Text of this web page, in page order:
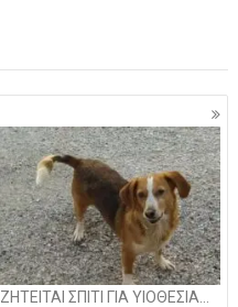
ΖΗΤΕΙΤΑΙ ΣΠΙΤΙ ΓΙΑ ΥΙΟΘΕΣΙΑ…